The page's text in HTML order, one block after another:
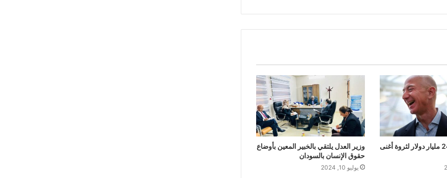
كورونا يضيف 24 مليار دولار لثروة أغنى
وزير العدل يلتقي بالخبير المعين بأوضاع
حقوق الإنسان بالسودان
يوليو 10, 2024